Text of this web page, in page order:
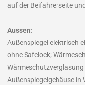
auf der Beifahrerseite
Aussen:
Außenspiegel elektrisch
ohne Safelock;
Außenspiegelgehäuse in